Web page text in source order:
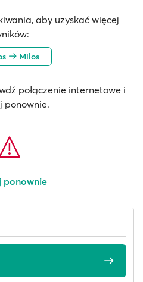
aby uzyskać więcej
Milos
połączenie internetowe i
ponownie.
ponownie